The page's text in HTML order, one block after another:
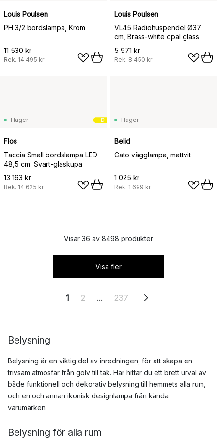
Louis Poulsen
PH 3/2 bordslampa, Krom
11 530 kr
Rek. 14 495 kr
Louis Poulsen
VL45 Radiohuspendel Ø37
cm, Brass-white opal glass
5 971 kr
Rek. 8 450 kr
D
I lager
Flos
Taccia Small bordslampa LED
48,5 cm, Svart-glaskupa
13 163 kr
Rek. 14 625 kr
I lager
Belid
Cato vägglampa, mattvit
1 025 kr
Rek. 1 699 kr
Visar 36 av 8498 produkter
Visa fler
1 2 ... 237
Belysning
Belysning är en viktig del av inredningen, för att skapa en
trivsam atmosfär från golv till tak. Här hittar du ett brett urval av
både funktionell och dekorativ belysning till hemmets alla rum,
och en och annan ikonisk designlampa från kända
varumärken.
Belysning för alla rum